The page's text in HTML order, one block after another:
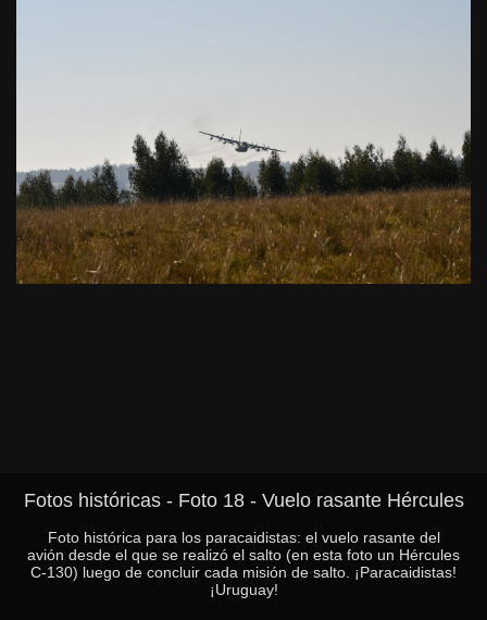
Fotos históricas - Foto 18 - Vuelo rasante Hércules
Foto histórica para los paracaidistas: el vuelo rasante del
avión desde el que se realizó el salto (en esta foto un Hércules
C-130) luego de concluir cada misión de salto. ¡Paracaidistas!
¡Uruguay!